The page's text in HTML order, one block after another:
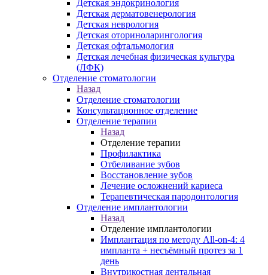
Детская эндокринология
Детская дерматовенерология
Детская неврология
Детская оториноларингология
Детская офтальмология
Детская лечебная физическая культура
(ЛФК)
Отделение стоматологии
Назад
Отделение стоматологии
Консультационное отделение
Отделение терапии
Назад
Отделение терапии
Профилактика
Отбеливание зубов
Восстановление зубов
Лечение осложнений кариеса
Терапевтическая пародонтология
Отделение имплантологии
Назад
Отделение имплантологии
Имплантация по методу All-on-4: 4
импланта + несъёмный протез за 1
день
Внутрикостная дентальная